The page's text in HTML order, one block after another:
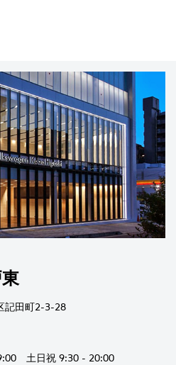
記田町2-3-28
土日祝 9:30 - 20:00